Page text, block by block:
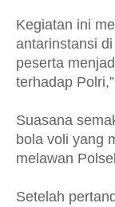
Kegiatan ini
antarinstansi
peserta
terhadap
Suasana
bola voli yang
melawan
Setelah